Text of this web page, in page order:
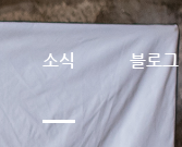
소식 블로그